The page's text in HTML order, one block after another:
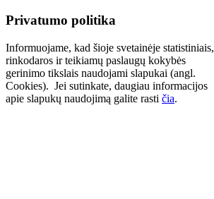
Privatumo politika
Informuojame, kad šioje svetainėje statistiniais,
rinkodaros ir teikiamų paslaugų kokybės
gerinimo tikslais naudojami slapukai (angl.
Cookies). Jei sutinkate, daugiau informacijos
apie slapukų naudojimą galite rasti čia.